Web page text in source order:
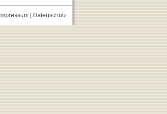
Impressum| Datenschutz